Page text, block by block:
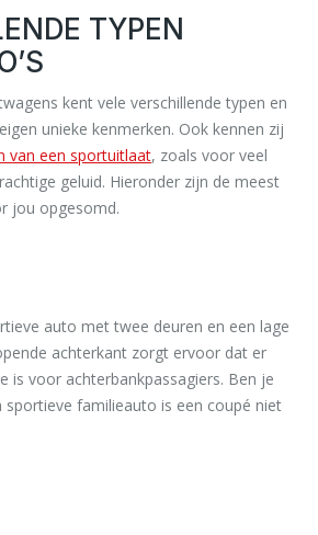
TYPEN
kent vele verschillende typen en
unieke kenmerken. Ook kennen zij
van een sportuitlaat, zoals voor veel
geluid. Hieronder zijn de meest
jou opgesomd.
auto met twee deuren en een lage
achterkant zorgt ervoor dat er
is voor achterbankpassagiers. Ben je
sportieve familieauto is een coupé niet